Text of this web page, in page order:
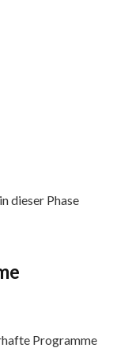
dieser Phase
Programme